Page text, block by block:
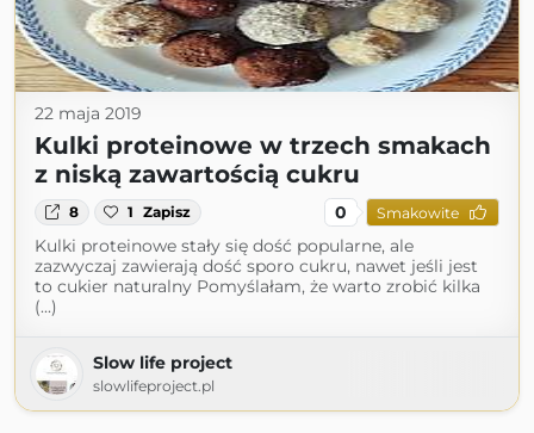
22 maja 2019
Kulki proteinowe w trzech smakach
z niską zawartością cukru
8 1 Zapisz 0 Smakowite
Kulki proteinowe stały się dość popularne, ale
zazwyczaj zawierają dość sporo cukru, nawet jeśli jest
to cukier naturalny Pomyślałam, że warto zrobić kilka
(...)
Slow life project
slowlifeproject.pl